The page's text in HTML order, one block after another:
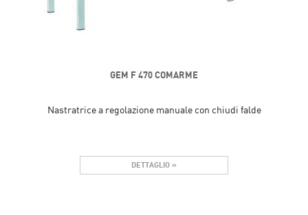
GEM F 470 COMARME
Nastratrice a regolazione manuale con chiudi falde
DETTAGLIO »